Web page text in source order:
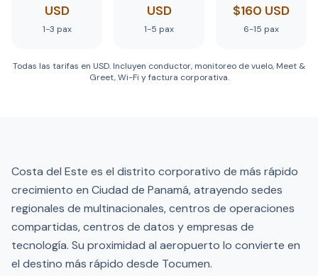
USD
1-3 pax
USD
1-5 pax
$160 USD
6-15 pax
Todas las tarifas en USD. Incluyen conductor, monitoreo de vuelo, Meet &
Greet, Wi-Fi y factura corporativa.
Costa del Este es el distrito corporativo de más rápido
crecimiento en Ciudad de Panamá, atrayendo sedes
regionales de multinacionales, centros de operaciones
compartidas, centros de datos y empresas de
tecnología. Su proximidad al aeropuerto lo convierte en
el destino más rápido desde Tocumen.